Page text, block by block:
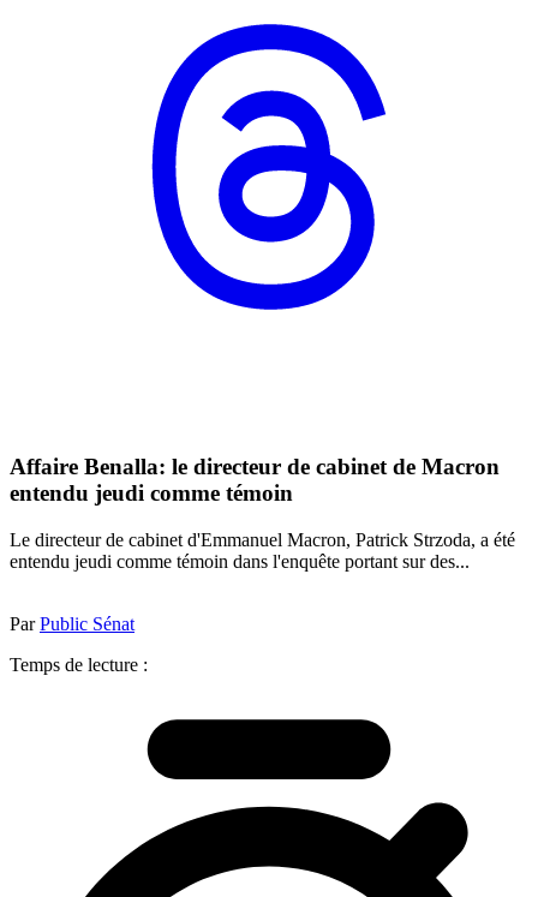
Affaire Benalla: le directeur de cabinet de Macron
entendu jeudi comme témoin
Le directeur de cabinet d'Emmanuel Macron, Patrick Strzoda, a été
entendu jeudi comme témoin dans l'enquête portant sur des...
ParPublic Sénat
Temps de lecture :